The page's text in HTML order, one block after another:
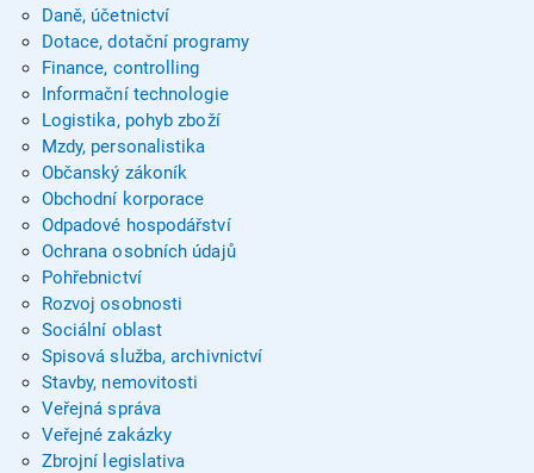
Daně, účetnictví
Dotace, dotační programy
Finance, controlling
Informační technologie
Logistika, pohyb zboží
Mzdy, personalistika
Občanský zákoník
Obchodní korporace
Odpadové hospodářství
Ochrana osobních údajů
Pohřebnictví
Rozvoj osobnosti
Sociální oblast
Spisová služba, archivnictví
Stavby, nemovitosti
Veřejná správa
Veřejné zakázky
Zbrojní legislativa